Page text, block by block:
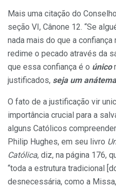
Mais uma citação do
seção VI, Cânone 12. “Se
nada mais do que a
redime o pecado através da
que essa confiança é o único
justificados, seja um anátema
O fato de a justificação vir
importância crucial para a
alguns Católicos
Philip Hughes, em seu livro
Católica, diz, na página 176,
“toda a estrutura tradicional
desnecessária, como a